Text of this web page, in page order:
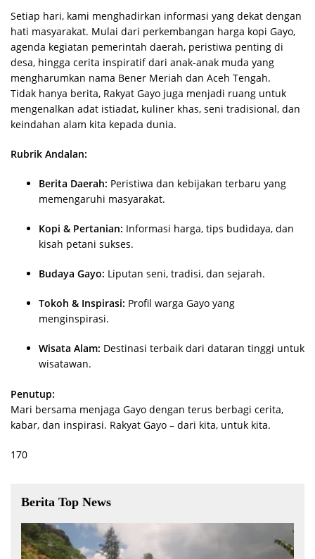
Setiap hari, kami menghadirkan informasi yang dekat dengan
hati masyarakat. Mulai dari perkembangan harga kopi Gayo,
agenda kegiatan pemerintah daerah, peristiwa penting di
desa, hingga cerita inspiratif dari anak-anak muda yang
mengharumkan nama Bener Meriah dan Aceh Tengah.
Tidak hanya berita, Rakyat Gayo juga menjadi ruang untuk
mengenalkan adat istiadat, kuliner khas, seni tradisional, dan
keindahan alam kita kepada dunia.
Rubrik Andalan:
Berita Daerah: Peristiwa dan kebijakan terbaru yang
memengaruhi masyarakat.
Kopi & Pertanian: Informasi harga, tips budidaya, dan
kisah petani sukses.
Budaya Gayo: Liputan seni, tradisi, dan sejarah.
Tokoh & Inspirasi: Profil warga Gayo yang
menginspirasi.
Wisata Alam: Destinasi terbaik dari dataran tinggi untuk
wisatawan.
Penutup:
Mari bersama menjaga Gayo dengan terus berbagi cerita,
kabar, dan inspirasi. Rakyat Gayo – dari kita, untuk kita.
170
Berita Top News